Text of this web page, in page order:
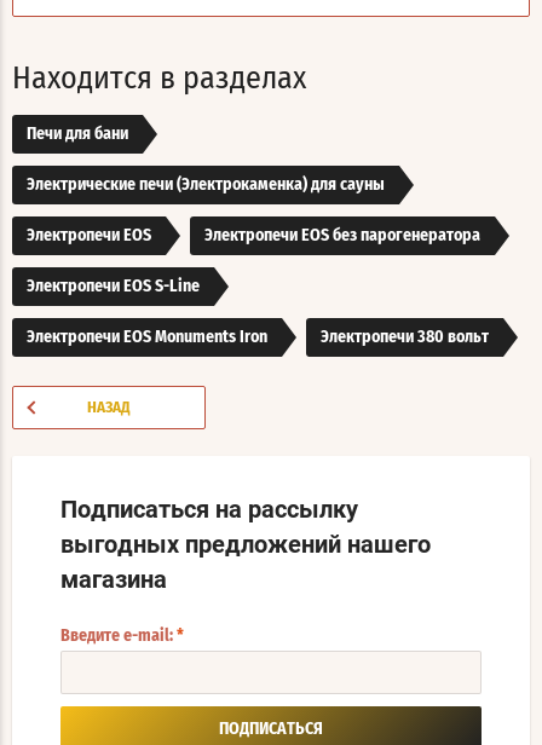
Находится в разделах
Печи для бани
Электрические печи (Электрокаменка) для сауны
Электропечи EOS Электропечи EOS без парогенератора
Электропечи EOS S-Line
Электропечи EOS Monuments Iron Электропечи 380 вольт
НАЗАД
Подписаться на рассылку
выгодных предложений нашего
магазина
Введите e-mail: *
ПОДПИСАТЬСЯ